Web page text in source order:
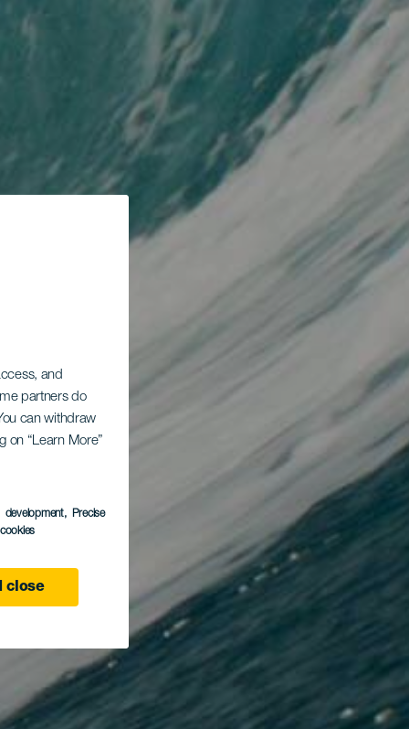
and
partners do
can withdraw
on “Learn More”
development, Precise
close